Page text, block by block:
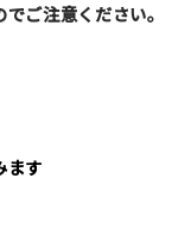
う
ご注意ください。
ます